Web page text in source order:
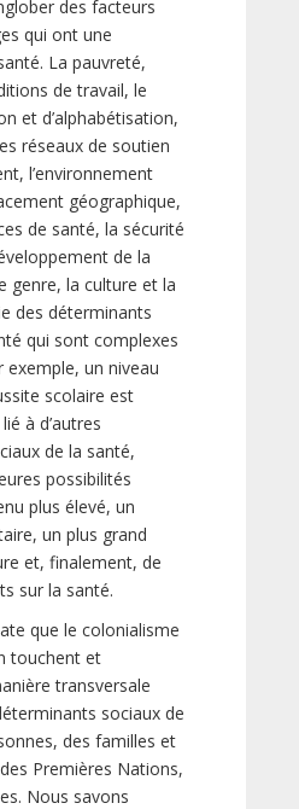
des facteurs
qui ont une
La pauvreté,
de travail, le
et d’alphabétisation,
réseaux de soutien
l’environnement
géographique,
de santé, la sécurité
de la
genre, la culture et la
des déterminants
qui sont complexes
exemple, un niveau
scolaire est
à d’autres
de la santé,
possibilités
plus élevé, un
un plus grand
et, finalement, de
sur la santé.
que le colonialisme
touchent et
transversale
sociaux de
des familles et
Premières Nations,
Nous savons